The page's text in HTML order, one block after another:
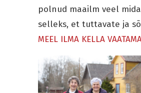
polnud maailm veel
selleks, et tuttavate ja
MEEL ILMA KELLA